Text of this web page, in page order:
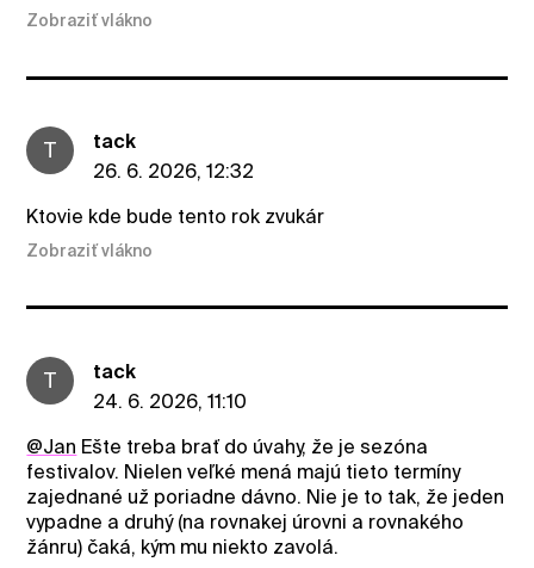
Zobraziť vlákno
T
tack
26. 6. 2026, 12:32
Ktovie kde bude tento rok zvukár
Zobraziť vlákno
T
tack
24. 6. 2026, 11:10
@Jan Ešte treba brať do úvahy, že je sezóna
festivalov. Nielen veľké mená majú tieto termíny
zajednané už poriadne dávno. Nie je to tak, že jeden
vypadne a druhý (na rovnakej úrovni a rovnakého
žánru) čaká, kým mu niekto zavolá.